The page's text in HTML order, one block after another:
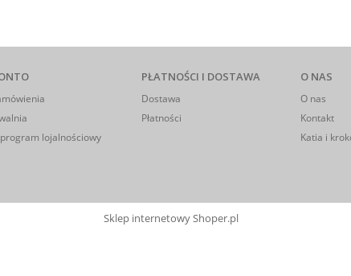
lojalnościowy
PŁATNOŚCI I DOSTAWA
Dostawa
Płatności
O NAS
O nas
Kontakt
Katia i
Sklep internetowy Shoper.pl